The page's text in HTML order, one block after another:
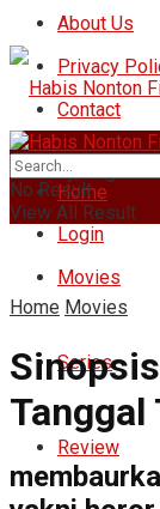
About Us
Privacy
Contact
Monday, August
Login
Home
Movies
Series
Review
No Result
View All Result
Home Movies
Tanggal